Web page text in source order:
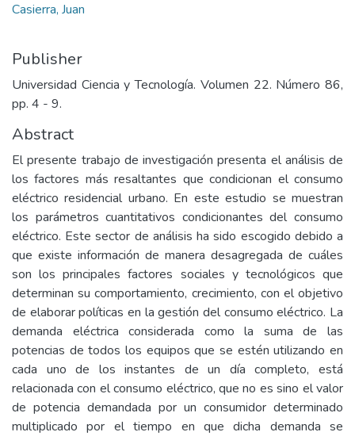
Casierra, Juan
Publisher
Universidad Ciencia y Tecnología. Volumen 22. Número 86,
pp. 4 - 9.
Abstract
El presente trabajo de investigación presenta el análisis de
los factores más resaltantes que condicionan el consumo
eléctrico residencial urbano. En este estudio se muestran
los parámetros cuantitativos condicionantes del consumo
eléctrico. Este sector de análisis ha sido escogido debido a
que existe información de manera desagregada de cuáles
son los principales factores sociales y tecnológicos que
determinan su comportamiento, crecimiento, con el objetivo
de elaborar políticas en la gestión del consumo eléctrico. La
demanda eléctrica considerada como la suma de las
potencias de todos los equipos que se estén utilizando en
cada uno de los instantes de un día completo, está
relacionada con el consumo eléctrico, que no es sino el valor
de potencia demandada por un consumidor determinado
multiplicado por el tiempo en que dicha demanda se